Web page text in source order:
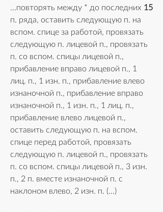
...повторять между * до последних 15
п. ряда, оставить следующую п. на
вспом. спице за работой, провязать
следующую п. лицевой п., провязать
п. со вспом. спицы лицевой п.,
прибавление вправо лицевой п., 1
лиц. п., 1 изн. п., прибавление влево
изнаночной п., прибавление вправо
изнаночной п., 1 изн. п., 1 лиц. п.,
прибавление влево лицевой п.,
оставить следующую п. на вспом.
спице перед работой, провязать
следующую п. лицевой п., провязать
п. со вспом. спицы лицевой п., 3 изн.
п., 2 п. вместе изнаночной п. с
наклоном влево, 2 изн. п. (...)